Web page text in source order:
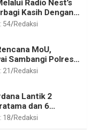
Radio Nest’s
Kasih Dengan
SMAN 2 Sipora
54 Redaksi
MoU,
Sambangi Polres
21 Redaksi
Lantik 2
dan 6
di Lingkungan
18 Redaksi